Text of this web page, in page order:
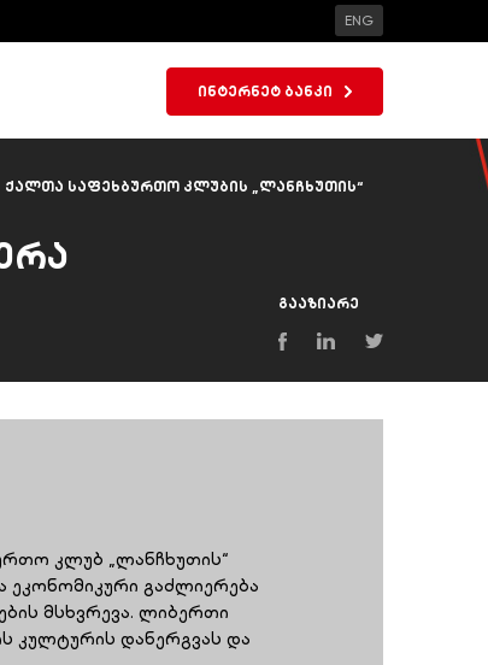
ENG
ინტერნეტ ბანკი
ქალთა საფეხბურთო კლუბის „ლანჩხუთის“
გააზიარე
კლუბ „ლანჩხუთის“
ეკონომიკური გაძლიერება
მსხვრევა. ლიბერთი
კულტურის დანერგვას და